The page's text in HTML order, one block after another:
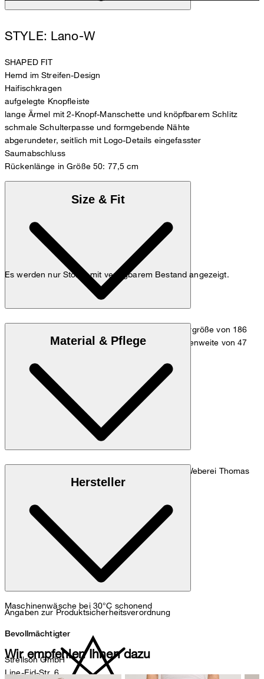
Es werden nur Stores mit verfügbarem Bestand angezeigt.
STYLE: Lano-W
SHAPED FIT
Hemd im Streifen-Design
Haifischkragen
aufgelegte Knopfleiste
lange Ärmel mit 2-Knopf-Manschette und knöpfbarem Schlitz
schmale Schulterpasse und formgebende Nähte
abgerundeter, seitlich mit Logo-Details eingefasster
Saumabschluss
Rückenlänge in Größe 50: 77,5 cm
Size & Fit
Das Model trägt die Größe 39/M bei einer Körpergröße von 186
cm, einer 1/2 Oberweite von 53 cm und 1/2 Taillenweite von 47
Maßtabelle
Material & Pflege
100% Baumwolle, gefertigt in der italienischen Weberei Thomas
Maschinenwäsche bei 30°C schonend
Hersteller
Angaben zur Produktsicherheitsverordnung
Bevollmächtigter
Strellson GmbH
Line-Eid-Str. 6
Wir empfehlen Ihnen dazu